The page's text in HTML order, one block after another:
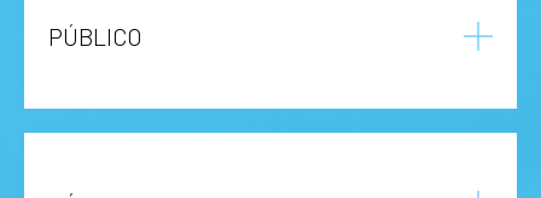
PÚBLICO